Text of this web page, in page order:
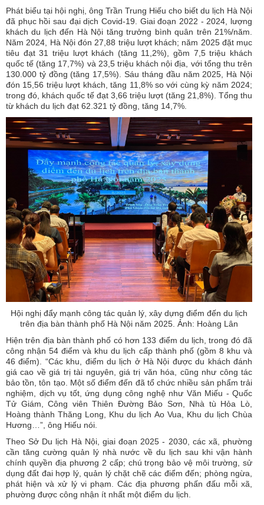
Phát biểu tại hội nghị, ông Trần Trung Hiếu cho biết du lịch Hà Nội
đã phục hồi sau đại dịch Covid-19. Giai đoạn 2022 - 2024, lượng
khách du lịch đến Hà Nội tăng trưởng bình quân trên 21%/năm.
Năm 2024, Hà Nội đón 27,88 triệu lượt khách; năm 2025 đặt mục
tiêu đạt 31 triệu lượt khách (tăng 11,2%), gồm 7,5 triệu khách
quốc tế (tăng 17,7%) và 23,5 triệu khách nội địa, với tổng thu trên
130.000 tỷ đồng (tăng 17,5%). Sáu tháng đầu năm 2025, Hà Nội
đón 15,56 triệu lượt khách, tăng 11,8% so với cùng kỳ năm 2024;
trong đó, khách quốc tế đạt 3,66 triệu lượt (tăng 21,8%). Tổng thu
từ khách du lịch đạt 62.321 tỷ đồng, tăng 14,7%.
Hội nghị đẩy mạnh công tác quản lý, xây dựng điểm đến du lịch
trên địa bàn thành phố Hà Nội năm 2025. Ảnh: Hoàng Lân
Hiện trên địa bàn thành phố có hơn 133 điểm du lịch, trong đó đã
công nhận 54 điểm và khu du lịch cấp thành phố (gồm 8 khu và
46 điểm). “Các khu, điểm du lịch ở Hà Nội được du khách đánh
giá cao về giá trị tài nguyên, giá trị văn hóa, cũng như công tác
bảo tồn, tôn tạo. Một số điểm đến đã tổ chức nhiều sản phẩm trải
nghiệm, dịch vụ tốt, ứng dụng công nghệ như Văn Miếu - Quốc
Tử Giám, Công viên Thiên Đường Bảo Sơn, Nhà tù Hỏa Lò,
Hoàng thành Thăng Long, Khu du lịch Ao Vua, Khu du lịch Chùa
Hương…”, ông Hiếu nói.
Theo Sở Du lịch Hà Nội, giai đoạn 2025 - 2030, các xã, phường
cần tăng cường quản lý nhà nước về du lịch sau khi vận hành
chính quyền địa phương 2 cấp; chú trọng bảo vệ môi trường, sử
dụng đất đai hợp lý, quản lý chặt chẽ các điểm đến; phòng ngừa,
phát hiện và xử lý vi phạm. Các địa phương phấn đấu mỗi xã,
phường được công nhận ít nhất một điểm du lịch.